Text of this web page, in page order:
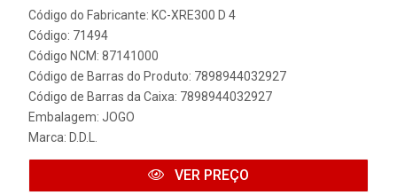
Código do Fabricante: KC-XRE300 D 4
Código: 71494
Código NCM: 87141000
Código de Barras do Produto: 7898944032927
Código de Barras da Caixa: 7898944032927
Embalagem: JOGO
Marca: D.D.L.
VER PREÇO